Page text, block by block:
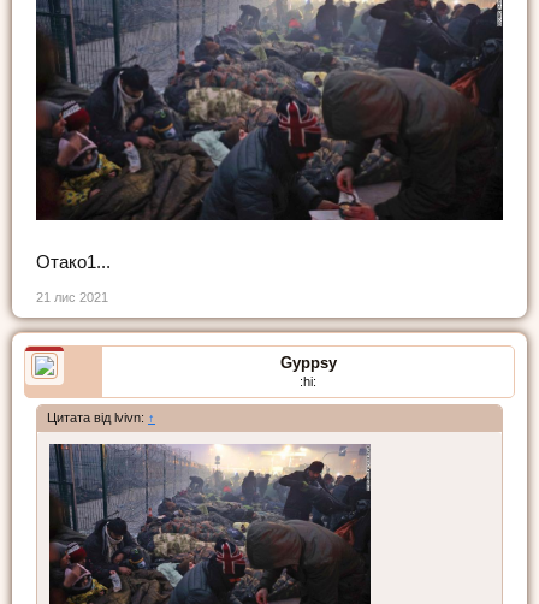
Отако1...
21 лис 2021
Gyppsy
:hi:
Цитата від lvivn: ↑